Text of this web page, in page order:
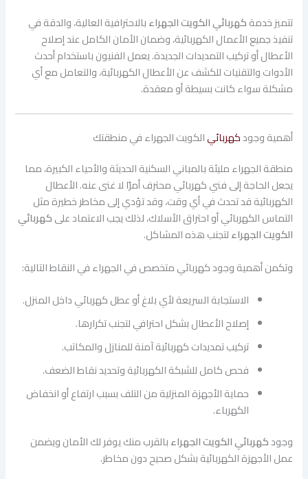
تتميز خدمةكهربائي الكويت الجهراءبالاحترافية العالية، والدقة في
تنفيذ جميع الأعمال الكهربائية، وضمان الأمان الكامل عند إصلاح
الأعطال أو تركيب التمديدات الجديدة. يعمل الفنيون باستخدام أحدث
الأدوات والتقنيات للكشف عن الأعطال الكهربائية، والتعامل مع أي
مشكلة سواء كانت بسيطة أو معقدة.
أهمية وجودكهربائيالكويت الجهراء في منطقتك
منطقة الجهراء مليئة بالمباني السكنية الحديثة والأحياء الكبيرة، مما
يجعل الحاجة إلى فني كهربائي محترف أمرًا لا غنى عنه. الأعطال
الكهربائية قد تحدث في أي وقت، وقد تؤدي إلى مخاطر خطيرة مثل
التماس الكهربائي أو احتراق الأسلاك، لذلك يجب الاعتماد علىكهربائي
الكويت الجهراءلتجنب هذه المشاكل.
وتكمن أهمية وجود كهربائي متخصص في الجهراء في النقاط التالية:
الاستجابة السريعة لأي بلاغ أو عطل كهربائي داخل المنزل.
إصلاح الأعطال بشكل احترافي لتجنب تكرارها.
تركيب تمديدات كهربائية آمنة للمنازل والمكاتب.
فحص كامل للشبكة الكهربائية وتحديد نقاط الضعف.
حماية الأجهزة المنزلية من التلف بسبب ارتفاع أو انخفاض
الكهرباء.
وجودكهربائي الكويت الجهراءبالقرب منك يوفر لك الأمان ويضمن
عمل الأجهزة الكهربائية بشكل صحيح دون مخاطر.